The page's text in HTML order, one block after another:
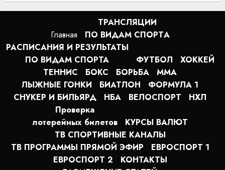
Главная
ТРАНСЛЯЦИИ
ПО ВИДАМ СПОРТA
РАСПИСАНИЯ И РЕЗУЛЬТАТЫ
ПО ВИДАМ СПОРТА
ФУТБОЛ
ХОККЕЙ
ТЕННИС
БОКС БОРЬБА
MMA
ЛЫЖНЫЕ ГОНКИ
БИАТЛОН
ФОРМУЛА 1
СНУКЕР И БИЛЬЯРД
НБА ВЕЛОСПОРТ
НХЛ
Проверка
лотерейных билетов
КУРСЫ ВАЛЮТ
ТВ СПОРТИВНЫЕ КАНАЛЫ
ТВ ПРОГРАММЫ ПРЯМОЙ ЭФИР
ЕВРОСПОРТ 1
ЕВРОСПОРТ 2
КОНТАКТЫ